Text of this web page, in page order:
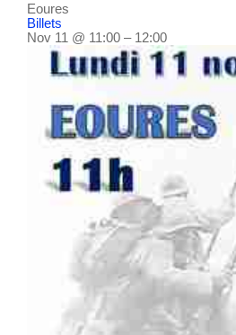
Eoures
Billets
Nov 11 @ 11:00 – 12:00